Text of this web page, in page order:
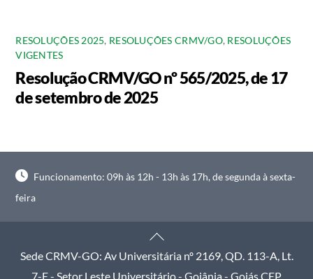
RESOLUÇÕES 2025, RESOLUÇÕES CRMV/GO, RESOLUÇÕES
VIGENTES
Resolução CRMV/GO nº 565/2025, de 17
de setembro de 2025
Funcionamento: 09h às 12h - 13h às 17h, de segunda à sexta-
feira
Back
To
Top
Sede CRMV-GO: Av Universitária nº 2169, QD. 113-A, Lt.
7-E - Setor Leste Universitário - Goiânia - Goiás CEP